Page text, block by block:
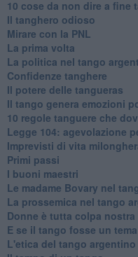
10 cose da non dire a fine
Il tanghero odioso
Mirare con la PNL
La prima volta
La politica nel tango
Confidenze tanghere
Il potere delle tangueras
Il tango genera emozioni
10 regole tanguere che
Legge 104: agevolazione
Imprevisti di vita
Primi passi
I buoni maestri
Le madame Bovary nel
La prossemica nel tango
Donne è tutta colpa nostra
E se il tango fosse un
L'etica del tango argentino